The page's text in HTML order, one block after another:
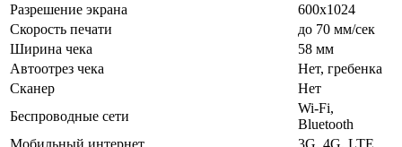
Разрешение экрана
600х1024
Скорость печати
до 70 мм/сек
Ширина чека
58 мм
Автоотрез чека
Нет, гребенка
Сканер
Нет
Беспроводные сети
Wi-Fi,
Bluetooth
Мобильный интернет
3G, 4G, LTE